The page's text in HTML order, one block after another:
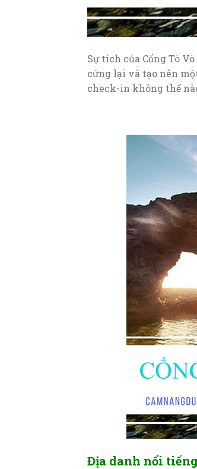
Sự tích của Cổng Tò
cứng lại và tạo nên
check-in không thể
Địa danh nổi